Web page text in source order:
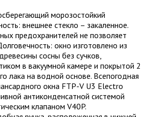
морозостойкий
внешнее стекло – закаленное.
предохранителей не позволяет
окно изготовлено из
сосны без сучков,
в вакуумной камере и покрытой 2
лака на водной основе. Всепогодная
окна FTP-V U3 Electro
антиконденсатной системой
клапаном V40P.